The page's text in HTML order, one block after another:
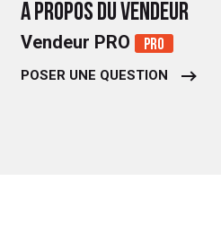
A PROPOS DU VENDEUR
Vendeur PRO Pro
POSER UNE QUESTION